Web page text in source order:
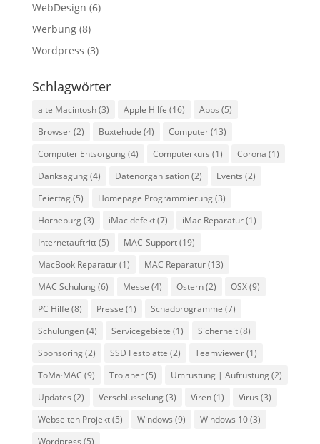
WebDesign (6)
Werbung(8)
Wordpress (3)
Schlagwörter
alte Macintosh(3) Apple Hilfe (16) Apps (5)
Browser(2) Buxtehude (4) Computer(13)
Computer Entsorgung(4) Computerkurs (1) Corona (1)
Danksagung(4) Datenorganisation(2) Events (2)
Feiertag(5) Homepage Programmierung(3)
Horneburg(3) iMac defekt(7) iMac Reparatur(1)
Internetauftritt(5) MAC-Support(19)
MacBook Reparatur(1) MAC Reparatur(13)
MAC Schulung(6) Messe (4) Ostern(2) OSX(9)
PC Hilfe (8) Presse (1) Schadprogramme (7)
Schulungen(4) Servicegebiete (1) Sicherheit(8)
Sponsoring(2) SSD Festplatte (2) Teamviewer(1)
ToMa·MAC (9) Trojaner(5) Umrüstung | Aufrüstung(2)
Updates (2) Verschlüsselung(3) Viren(1) Virus (3)
Webseiten Projekt(5) Windows (9) Windows 10(3)